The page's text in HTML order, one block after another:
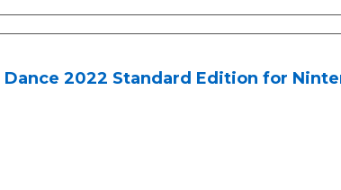
Dance 2022 Standard Edition for